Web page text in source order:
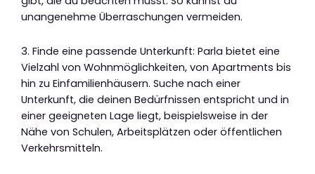
unangenehme Überraschungen vermeiden.
3. Finde eine passende Unterkunft: Parla bietet eine
Vielzahl von Wohnmöglichkeiten, von Apartments bis
hin zu Einfamilienhäusern. Suche nach einer
Unterkunft, die deinen Bedürfnissen entspricht und in
einer geeigneten Lage liegt, beispielsweise in der
Nähe von Schulen, Arbeitsplätzen oder öffentlichen
Verkehrsmitteln.